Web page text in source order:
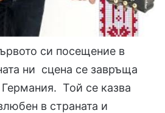
си посещение в
ни сцена се завръща
Той се казва
в страната и